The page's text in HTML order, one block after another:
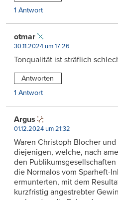
1 Antwort
otmar
30.11.2024 um 17:26
Tonqualität ist sträflich
Antworten
1 Antwort
Argus
01.12.2024 um 21:32
Waren Christoph Blocher
diejenigen, welche, nach
den
die Normalos vom Sparheft-
ermunterten, mit dem
kurzfristig angestrebter